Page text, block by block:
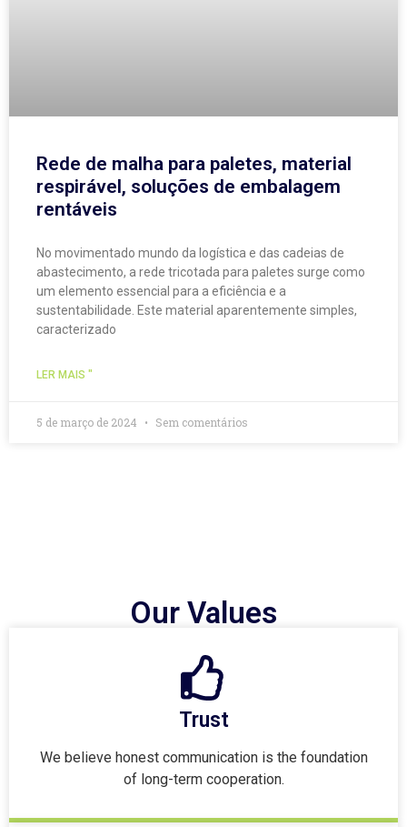
Rede de malha para paletes, material
respirável, soluções de embalagem
rentáveis
No movimentado mundo da logística e das cadeias de
abastecimento, a rede tricotada para paletes surge como
um elemento essencial para a eficiência e a
sustentabilidade. Este material aparentemente simples,
caracterizado
LER MAIS "
5 de março de 2024 Sem comentários
Our Values
Trust
We believe honest communication is the foundation
of long-term cooperation.